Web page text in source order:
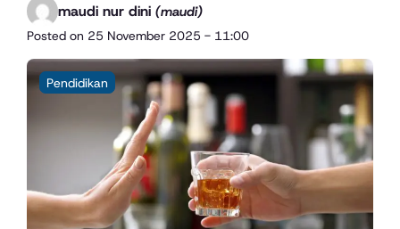
maudi nur dini (maudi)
Posted on 25 November 2025 - 11:00
Pendidikan